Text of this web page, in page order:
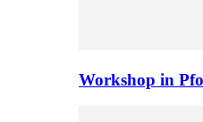
Workshop in